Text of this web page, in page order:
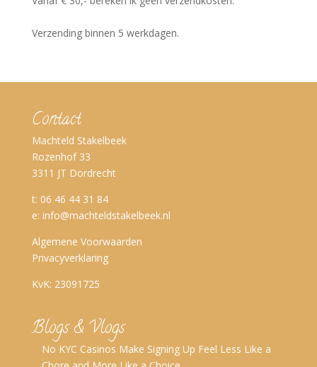
Verzending binnen 5 werkdagen.
Contact
Machteld Stakelbeek
Rozenhof 33
3311 JT Dordrecht
t: 06 46 44 31 84
e: info@machteldstakelbeek.nl
Algemene Voorwaarden
Privacyverklaring
KvK: 23091725
Blogs & Vlogs
No KYC Casinos Make Signing Up Feel Less Like a